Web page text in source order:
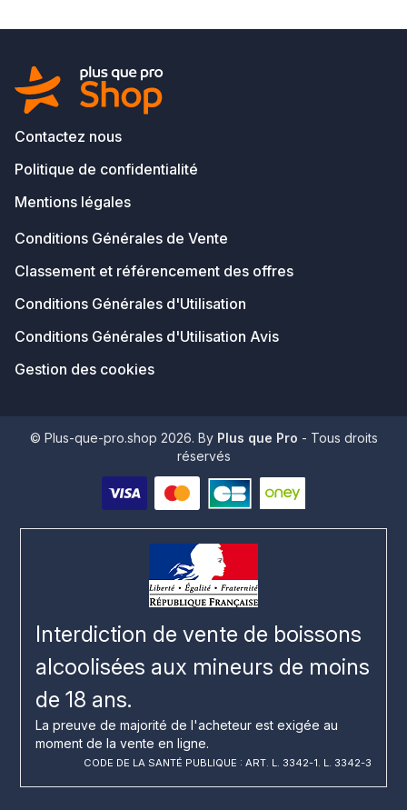
Contactez nous
Politique de confidentialité
Mentions légales
Conditions Générales de Vente
Classement et référencement des offres
Conditions Générales d'Utilisation
Conditions Générales d'Utilisation Avis
Gestion des cookies
© Plus-que-pro.shop 2026. By Plus que Pro - Tous droits
réservés
Interdiction de vente de boissons
alcoolisées aux mineurs de moins
de 18 ans.
La preuve de majorité de l'acheteur est exigée au
moment de la vente en ligne.
CODE DE LA SANTÉ PUBLIQUE : ART. L. 3342-1. L. 3342-3